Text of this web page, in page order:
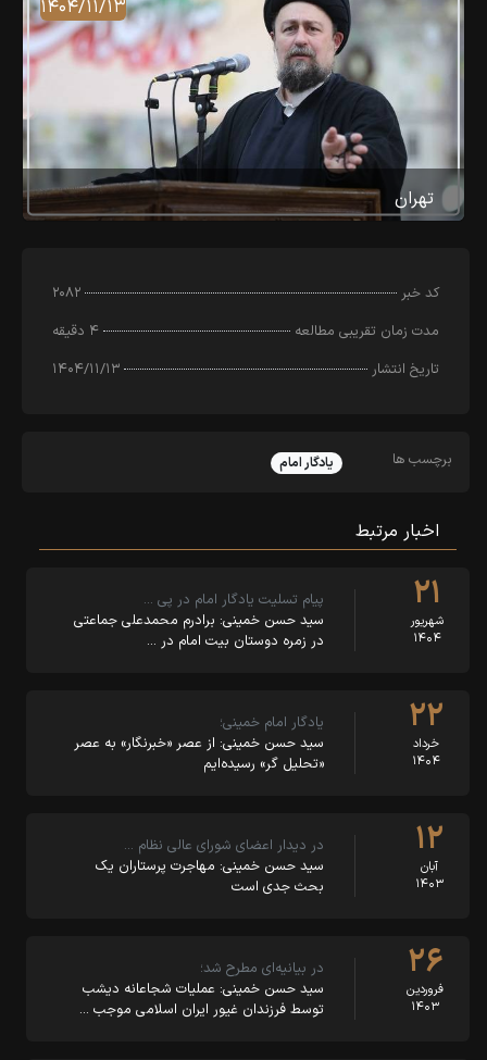
۱۴۰۴/۱۱/۱۳
تهران
کد خبر
۲۰۸۲
مدت زمان تقریبی مطالعه
۴ دقیقه
تاریخ انتشار
۱۴۰۴/۱۱/۱۳
برچسب ها یادگار امام
اخبار مرتبط
۲۱
شهریور
۱۴۰۴
پیام تسلیت یادگار امام در پی …
سید حسن خمینی: برادرم محمدعلی جماعتی
در زمره دوستان بیت امام در …
۲۲
خرداد
۱۴۰۴
یادگار امام خمینی؛
سید حسن خمینی: از عصر «خبرنگار» به عصر
«تحلیل گر» رسیده‌ایم
۱۲
آبان
۱۴۰۳
در دیدار اعضای شورای عالی نظام …
سید حسن خمینی: مهاجرت پرستاران یک
بحث جدی است
۲۶
فروردین
۱۴۰۳
در بیانیه‌ای مطرح شد؛
سید حسن خمینی: عملیات شجاعانه دیشب
توسط فرزندان غیور ایران اسلامی موجب …